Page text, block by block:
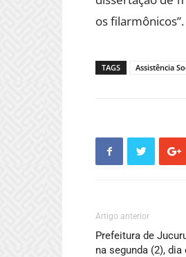
os filarmônicos”.
TAGS Assistência
Artigo anterior
Prefeitura de
na segunda (2),